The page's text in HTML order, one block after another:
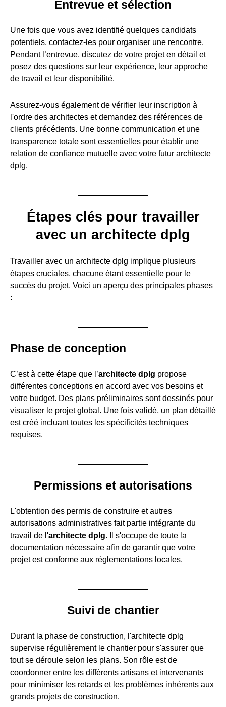
Entrevue et sélection
Une fois que vous avez identifié quelques candidats
potentiels, contactez-les pour organiser une rencontre.
Pendant l’entrevue, discutez de votre projet en détail et
posez des questions sur leur expérience, leur approche
de travail et leur disponibilité.
Assurez-vous également de vérifier leur inscription à
l'ordre des architectes et demandez des références de
clients précédents. Une bonne communication et une
transparence totale sont essentielles pour établir une
relation de confiance mutuelle avec votre futur architecte
dplg.
Étapes clés pour travailler
avec un architecte dplg
Travailler avec un architecte dplg implique plusieurs
étapes cruciales, chacune étant essentielle pour le
succès du projet. Voici un aperçu des principales phases
:
Phase de conception
C’est à cette étape que l’architecte dplg propose
différentes conceptions en accord avec vos besoins et
votre budget. Des plans préliminaires sont dessinés pour
visualiser le projet global. Une fois validé, un plan détaillé
est créé incluant toutes les spécificités techniques
requises.
Permissions et autorisations
L'obtention des permis de construire et autres
autorisations administratives fait partie intégrante du
travail de l'architecte dplg. Il s'occupe de toute la
documentation nécessaire afin de garantir que votre
projet est conforme aux réglementations locales.
Suivi de chantier
Durant la phase de construction, l'architecte dplg
supervise régulièrement le chantier pour s'assurer que
tout se déroule selon les plans. Son rôle est de
coordonner entre les différents artisans et intervenants
pour minimiser les retards et les problèmes inhérents aux
grands projets de construction.